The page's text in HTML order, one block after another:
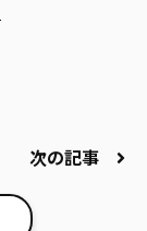
次の記事